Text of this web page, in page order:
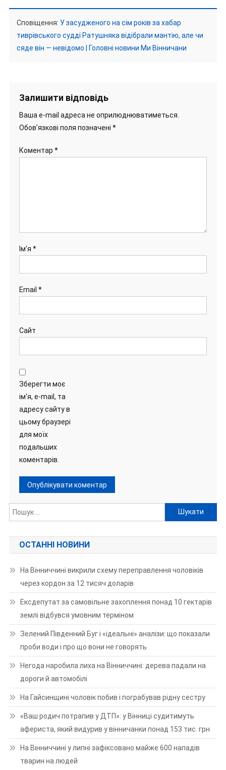
Сповіщення: У засудженого на сім років за хабар
тиврівського судді Ратушняка відібрали мантію, але чи
сяде він — невідомо | Головні новини Ми Вінничани
Залишити відповідь
Ваша e-mail адреса не оприлюднюватиметься.
Обов’язкові поля позначені *
Коментар *
Ім'я *
Email *
Сайт
Зберегти моє
ім'я, e-mail, та
адресу сайту в
цьому браузері
для моїх
подальших
коментарів.
Пошук:
ОСТАННІ НОВИНИ
На Вінниччині викрили схему переправлення чоловіків
через кордон за 12 тисяч доларів
Ексдепутат за самовільне захоплення понад 10 гектарів
землі відбувся умовним терміном
Зелений Південний Буг і «ідеальні» аналізи: що показали
проби води і про що вони не говорять
Негода наробила лиха на Вінниччині: дерева падали на
дороги й автомобілі
На Гайсинщині чоловік побив і пограбував рідну сестру
«Ваш родич потрапив у ДТП»: у Вінниці судитимуть
афериста, який видурив у вінничанки понад 153 тис. грн
На Вінниччині у липні зафіксовано майже 600 нападів
тварин на людей